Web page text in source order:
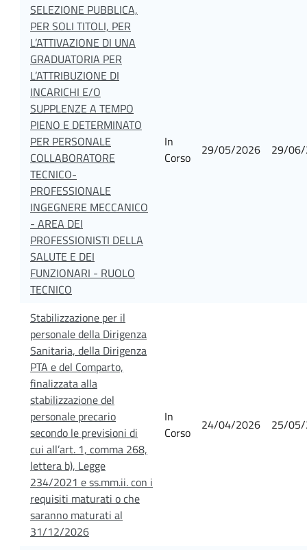
SELEZIONE PUBBLICA,
PER SOLI TITOLI, PER
L’ATTIVAZIONE DI UNA
GRADUATORIA PER
L’ATTRIBUZIONE DI
INCARICHI E/O
SUPPLENZE A TEMPO
PIENO E DETERMINATO
PER PERSONALE
COLLABORATORE
TECNICO-
PROFESSIONALE
INGEGNERE MECCANICO
- AREA DEI
PROFESSIONISTI DELLA
SALUTE E DEI
FUNZIONARI - RUOLO
TECNICO
In
Corso
29/05/2026 29/
Stabilizzazione per il
personale della Dirigenza
Sanitaria, della Dirigenza
PTA e del Comparto,
finalizzata alla
stabilizzazione del
personale precario
secondo le previsioni di
cui all’art. 1, comma 268,
lettera b), Legge
234/2021 e ss.mm.ii. con i
requisiti maturati o che
saranno maturati al
31/12/2026
In
Corso
24/04/2026 25/